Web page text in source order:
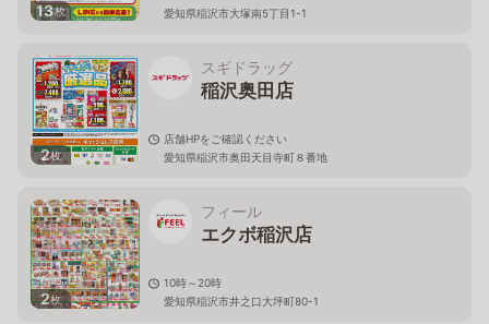
13枚 愛知県稲沢市大塚南5丁目1-1
2枚
スギドラッグ
稲沢奥田店
店舗HPをご確認ください
愛知県稲沢市奥田天目寺町８番地
2枚
フィール
エクボ稲沢店
10時～20時
愛知県稲沢市井之口大坪町80-1